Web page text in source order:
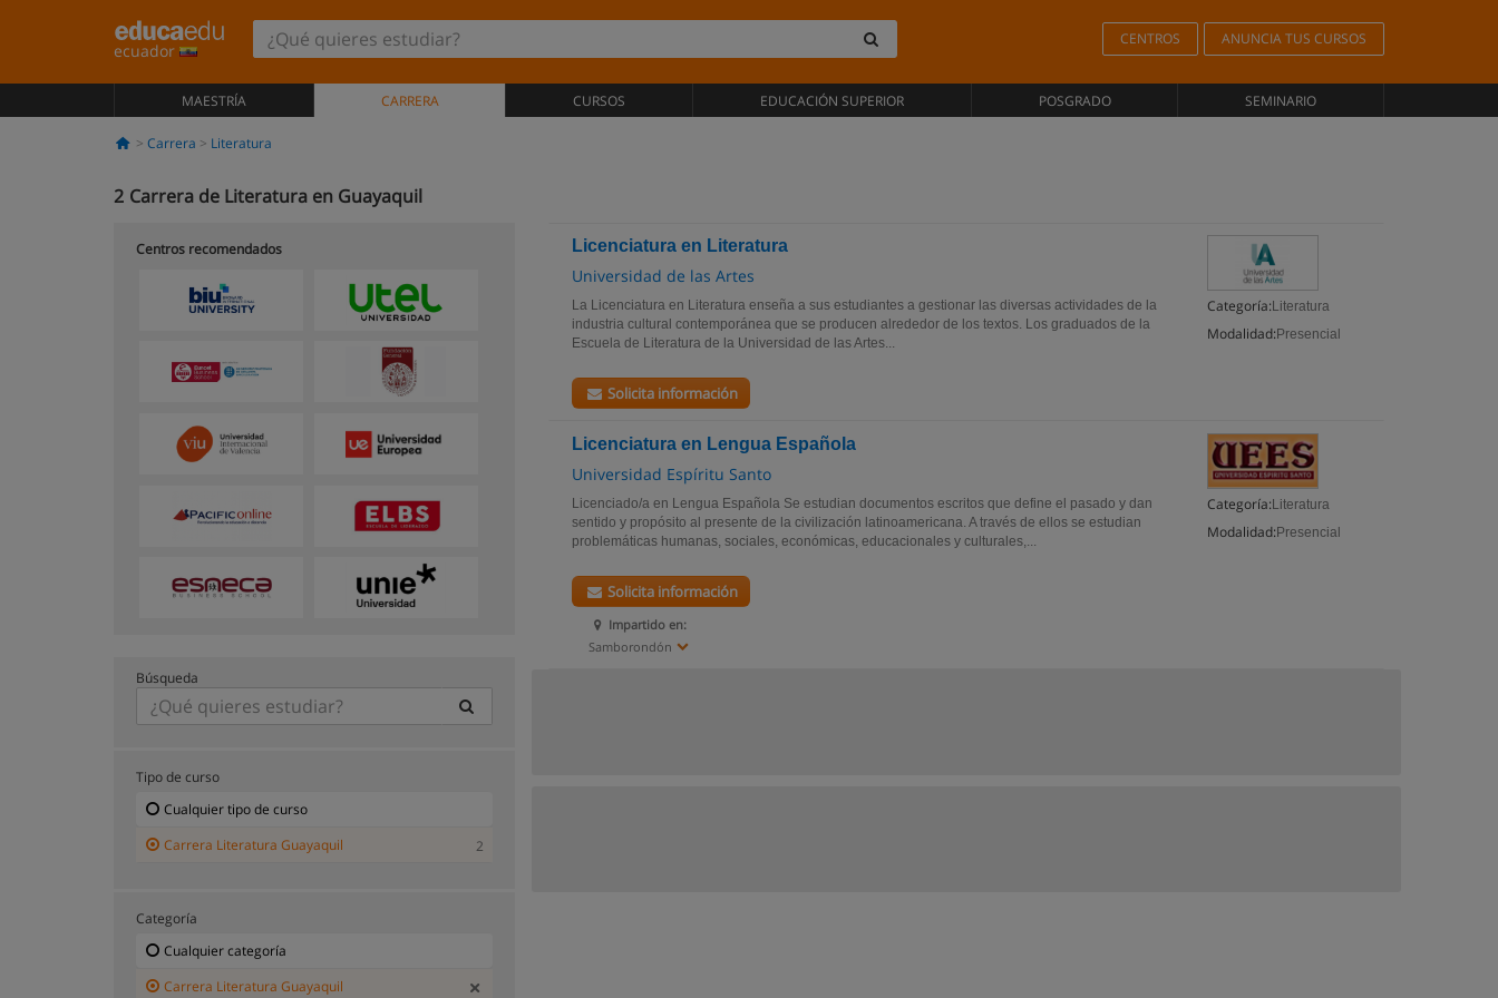
ecuador
CENTROS ANUNCIA TUS CURSOS
MAESTRÍA CARRERA CURSOS EDUCACIÓN SUPERIOR POSGRADO SEMINARIO
Carrera Literatura
2 Carrera de Literatura en Guayaquil
Licenciatura en Literatura
Universidad de las Artes
Categoría: Literatura
Modalidad: Presencial
La Licenciatura en Literatura enseña a sus estudiantes a gestionar las diversas actividades de la
industria cultural contemporánea que se producen alrededor de los textos. Los graduados de la
Escuela de Literatura de la Universidad de las Artes...
Solicita información
Licenciatura en Lengua Española
Universidad Espíritu Santo
Categoría: Literatura
Modalidad: Presencial
Licenciado/a en Lengua Española Se estudian documentos escritos que define el pasado y dan
sentido y propósito al presente de la civilización latinoamericana. A través de ellos se estudian
problemáticas humanas, sociales, económicas, educacionales y culturales,...
Impartido en:
Samborondón
Solicita información
Centros recomendados
Búsqueda
Tipo de curso
Cualquier tipo de curso
Carrera Literatura Guayaquil
2
Categoría
Cualquier categoría
Carrera Literatura Guayaquil